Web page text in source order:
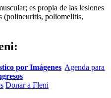
es propia de las lesiones
(polineuritis, poliomelitis,
por Imágenes Agenda para
Donar a Fleni